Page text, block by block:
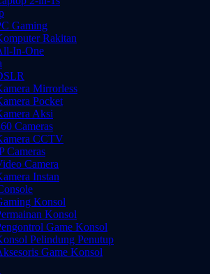
Gaming
Rakitan
In-One
Mirrorless
Pocket
Aksi
Cameras
CCTV
Cameras
Camera
Instan
Konsol
Konsol
Game Konsol
Pelindung Penutup
Game Konsol